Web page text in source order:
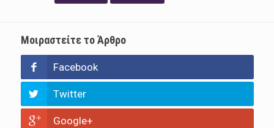
Μοιραστείτε το Άρθρο
Facebook
Twitter
Google+